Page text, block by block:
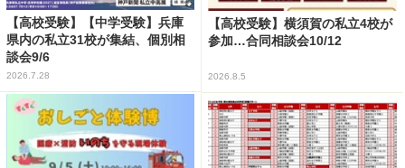
【高校受験】【中学受験】兵庫
県内の私立31校が集結、個別相
談会9/6
2026.7.28
【高校受験】横須賀の私立4校が
参加…合同相談会10/12
2026.8.5